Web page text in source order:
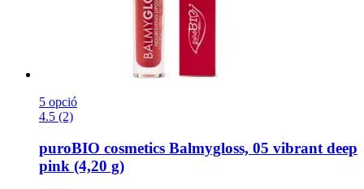
5 opció
4.5 (2)
puroBIO cosmetics Balmygloss, 05 vibrant deep
pink (4,20 g)